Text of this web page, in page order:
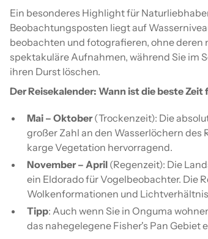
Ein besonderes Highlight für
Beobachtungsposten liegt auf
beobachten und fotografieren, ohne deren
spektakuläre Aufnahmen, während Sie im
ihren Durst löschen.
Der Reisekalender: Wann ist die beste Zeit
Mai – Oktober(Trockenzeit): Die
großer Zahl an den Wasserlöchern des
karge Vegetation hervorragend.
November – April (Regenzeit): Die
ein Eldorado für Vogelbeobachter. Die
Wolkenformationen und
Tipp: Auch wenn Sie in Onguma
das nahegelegene Fisher's Pan Gebiet